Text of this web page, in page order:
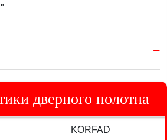
дверного полотна
KORFAD